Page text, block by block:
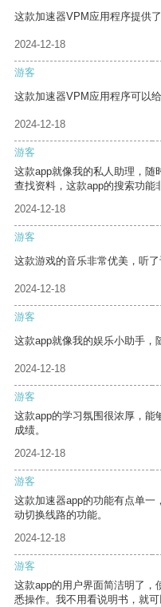
这款加速器VPM应用程序提供
2024-12-18
游客
这款加速器VPM应用程序可以
2024-12-18
游客
这款app就像我的私人助理，随
查找资料，这款app的搜索功能
2024-12-18
游客
这款游戏的音乐非常优美，听了
2024-12-18
游客
这款app就像我的娱乐小助手，
2024-12-18
游客
这款app的学习氛围很浓厚，能
成绩。
2024-12-18
游客
这款加速器app的功能有点单一
动切换线路的功能。
2024-12-18
游客
这款app的用户界面简洁明了，
悉操作。我不用看说明书，就可